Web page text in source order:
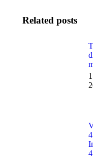
Related posts